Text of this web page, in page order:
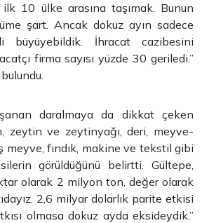
10 ülke arasına taşımak. Bunun
şart. Ancak dokuz ayın sadece
İhracat cazibesini
firma sayısı yüzde 30 geriledi.”
daralmaya da dikkat çeken
zeytin ve zeytinyağı, deri, meyve-
meyve, fındık, makine ve tekstil gibi
görüldüğünü belirtti. Gültepe,
olarak 2 milyon ton, değer olarak
2,6 milyar dolarlık parite etkisi
olmasa dokuz ayda eksideydik.”